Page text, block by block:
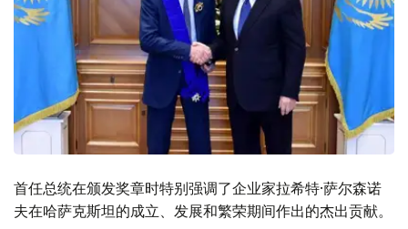
首任总统在颁发奖章时特别强调了企业家拉希特·萨尔森诺
夫在哈萨克斯坦的成立、发展和繁荣期间作出的杰出贡献。